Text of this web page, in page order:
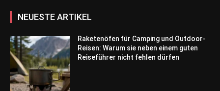
NEUESTE ARTIKEL
Raketenöfen für Camping und Outdoor-
Reisen: Warum sie neben einem guten
Reiseführer nicht fehlen dürfen